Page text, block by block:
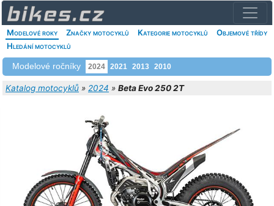
Modelové roky Značky motocyklů Kategorie motocyklů
Objemové třídy
Hledání motocyklů
Modelové ročníky 2024 2021 2013 2010
Katalog motocyklů » 2024 » Beta Evo 250 2T